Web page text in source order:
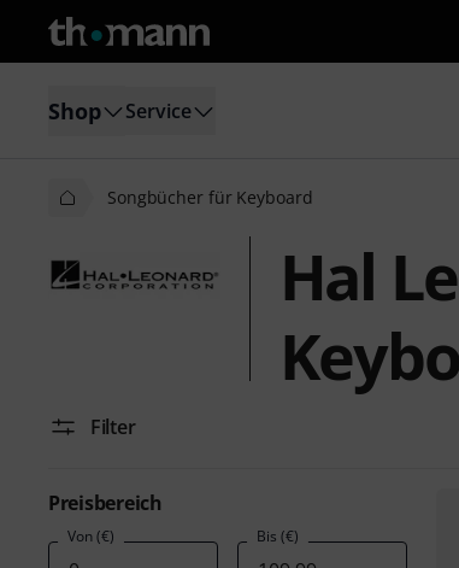
Shop Service
Songbücher für Keyboard
Hal
Filter
Preisbereich
Von (€) Bis (€)